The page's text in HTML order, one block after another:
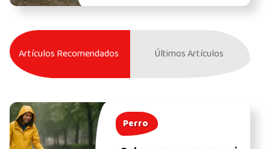
Artículos Recomendados Últimos Artículos
Perro